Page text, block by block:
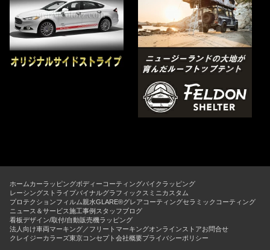
ホームカーラッピングボディーコーティングバイクラッピング
レーシングストライプバイナルグラフィックス ミニカスタム
プロテクションフィルム親水GLARE®グレアコーティングセラミックコーティング
ニュース＆サービス施工事例 スタッフブログ
看板デザイン/取付/自動販売機ラッピング
法人向け車両マーキング／フリートマーキングオンラインストアお問合せ
クレイジーカラーズ東京コンセプト 会社概要プライバシーポリシー